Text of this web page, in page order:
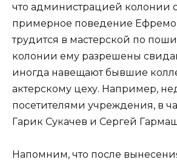
что администрацией колонии
примерное поведение
трудится в мастерской по
колонии ему разрешены
иногда навещают бывшие
актерскому цеху. Например,
посетителями учреждения, в
Гарик Сукачев и Сергей
Напомним, что после